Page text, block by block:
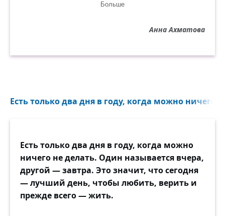
О, я знаю: его отрада —
Больше
Анна Ахматова
Есть только два дня в году, когда можно ничего
Есть только два дня в году, когда можно
ничего не делать. Один называется вчера,
другой — завтра. Это значит, что сегодня
— лучший день, чтобы любить, верить и
прежде всего — жить.